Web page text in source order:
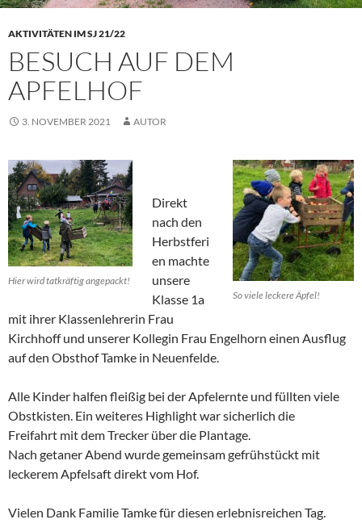
AKTIVITÄTEN IM SJ 21/22
BESUCH AUF DEM
APFELHOF
3. NOVEMBER 2021 AUTOR
Hier wird tatkräftig angepackt!
So viele leckere Äpfel!
Direkt
nach den
Herbstferi
en machte
unsere
Klasse 1a
mit ihrer Klassenlehrerin Frau
Kirchhoff und unserer Kollegin Frau Engelhorn einen Ausflug
auf den Obsthof Tamke in Neuenfelde.
Alle Kinder halfen fleißig bei der Apfelernte und füllten viele
Obstkisten. Ein weiteres Highlight war sicherlich die
Freifahrt mit dem Trecker über die Plantage.
Nach getaner Abend wurde gemeinsam gefrühstückt mit
leckerem Apfelsaft direkt vom Hof.
Vielen Dank Familie Tamke für diesen erlebnisreichen Tag.